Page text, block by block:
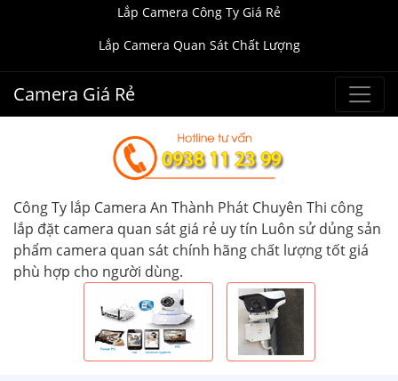
Lắp Camera Công Ty Giá Rẻ
Lắp Camera Quan Sát Chất Lượng
Camera Giá Rẻ
Công Ty lắp Camera An Thành Phát Chuyên Thi công
lắp đặt camera quan sát giá rẻ uy tín Luôn sử dủng sản
phẩm camera quan sát chính hãng chất lượng tốt giá
phù hợp cho người dùng.